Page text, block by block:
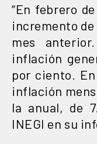
“En febrero
incremento
mes
inflación
por ciento.
inflación
la anual, de
INEGI en su